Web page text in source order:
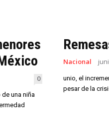
0
una niña
Nacional
unio, el
pesar de la